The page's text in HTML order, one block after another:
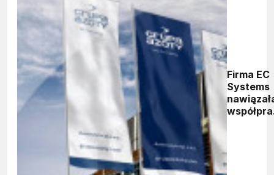
Firma EC
Systems